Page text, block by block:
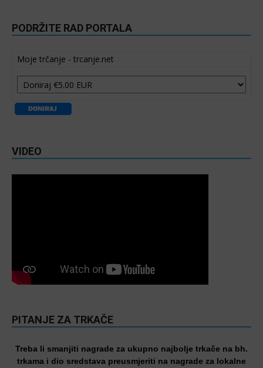
PODRŽITE RAD PORTALA
Moje trčanje - trcanje.net
VIDEO
PITANJE ZA TRKAČE
Treba li smanjiti nagrade za ukupno najbolje trkače na bh.
trkama i dio sredstava preusmjeriti na nagrade za lokalne